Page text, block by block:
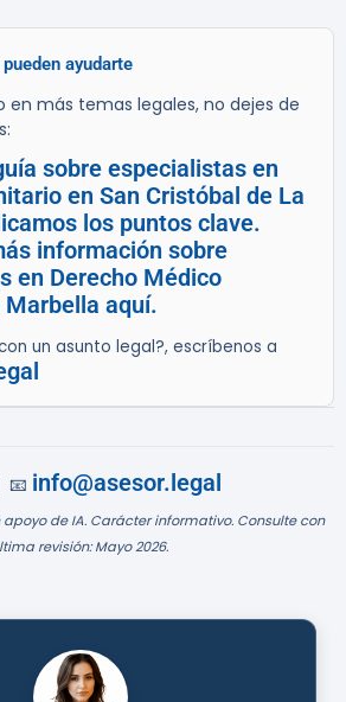
ayudarte
en más temas legales, no dejes de
sobre especialistas en
en San Cristóbal de La
los puntos clave.
información sobre
en Derecho Médico
aquí.
un asunto legal?, escríbenos a
📧 info@asesor.legal
de IA. Carácter informativo. Consulte con
revisión: Mayo 2026.